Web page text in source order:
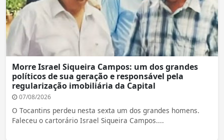
Morre Israel Siqueira Campos: um dos grandes
políticos de sua geração e responsável pela
regularização imobiliária da Capital
07/08/2026
O Tocantins perdeu nesta sexta um dos grandes homens.
Faleceu o cartorário Israel Siqueira Campos....